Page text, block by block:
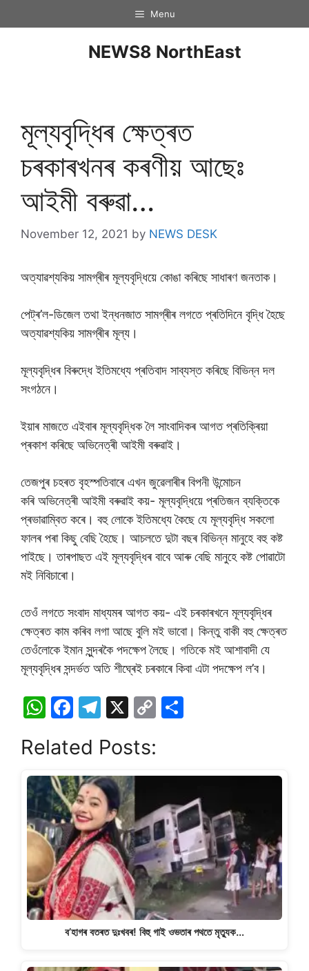
Menu
NEWS8 NorthEast
মূল্যবৃদ্ধিৰ ক্ষেত্ৰত
চৰকাৰখনৰ কৰণীয় আছেঃ
আইমী বৰুৱা…
November 12, 2021 by NEWS DESK
অত্যাৱশ্যকিয় সামগ্ৰীৰ মূল্যবৃদ্ধিয়ে কোঙা কৰিছে সাধাৰণ জনতাক।
পেট্ৰ’ল-ডিজেল তথা ইন্ধনজাত সামগ্ৰীৰ লগতে প্ৰতিদিনে বৃদ্ধি হৈছে
অত্যাৱশ্যকিয় সামগ্ৰীৰ মূল্য।
মূল্যবৃদ্ধিৰ বিৰুদ্ধে ইতিমধ্যে প্ৰতিবাদ সাব্যস্ত কৰিছে বিভিন্ন দল
সংগঠনে।
ইয়াৰ মাজতে এইবাৰ মূল্যবৃদ্ধিক লৈ সাংবাদিকৰ আগত প্ৰতিক্ৰিয়া
প্ৰকাশ কৰিছে অভিনেত্ৰী আইমী বৰুৱাই।
তেজপুৰ চহৰত বৃহস্পতিবাৰে এখন জুৱেলাৰীৰ বিপনী উন্মোচন
কৰি অভিনেত্ৰী আইমী বৰুৱাই কয়- মূল্যবৃদ্ধিয়ে প্ৰতিজন ব্যক্তিকে
প্ৰভাৱাম্বিত কৰে। বহু লোকে ইতিমধ্যে কৈছে যে মূল্যবৃদ্ধি সকলো
ফালৰ পৰা কিছু বেছি হৈছে। আচলতে দুটা বছৰ বিভিন্ন মানুহে বহু কষ্ট
পাইছে। তাৰপাছত এই মূল্যবৃদ্ধিৰ বাবে আৰু বেছি মানুহে কষ্ট পোৱাটো
মই নিবিচাৰো।
তেওঁ লগতে সংবাদ মাধ্যমৰ আগত কয়- এই চৰকাৰখনে মূল্যবৃদ্ধিৰ
ক্ষেত্ৰত কাম কৰিব লগা আছে বুলি মই ভাবো। কিন্তু বাকী বহু ক্ষেত্ৰত
তেওঁলোকে ইমান সুন্দৰকৈ পদক্ষেপ লৈছে। গতিকে মই আশাবাদী যে
মূল্যবৃদ্ধিৰ সন্দৰ্ভত অতি শীঘ্ৰেই চৰকাৰে কিবা এটা পদক্ষেপ ল’ব।
W
at
s
A
p
p
F
c
e
b
o
o
k
T
e
gr
a
m
X
C
y
n
k
e
Related Posts:
ব’হাগৰ বতৰত দুঃখবৰ! বিহু গাই ওভতাৰ পথতে মৃত্যুক…